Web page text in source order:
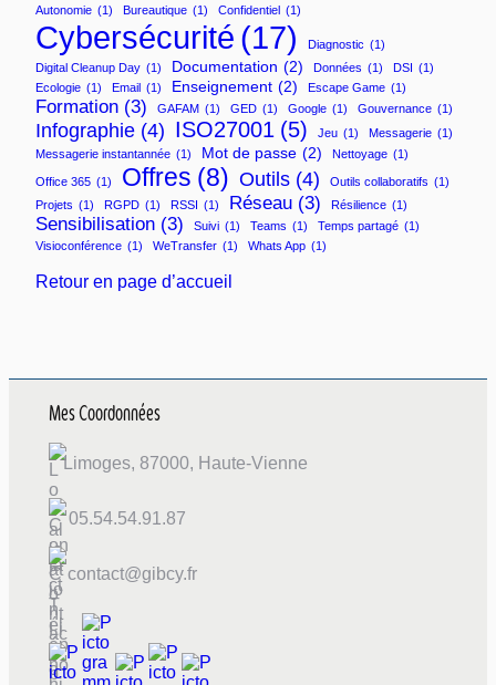
Autonomie (1) Bureautique (1) Confidentiel (1)
Cybersécurité (17) Diagnostic (1)
Digital Cleanup Day (1) Documentation (2) Données (1) DSI
(1)
Ecologie (1) Email (1) Enseignement (2) Escape Game (1)
Formation (3) GAFAM (1) GED (1) Google (1) Gouvernance (1)
Infographie (4) ISO27001 (5) Jeu (1) Messagerie (1)
Messagerie instantannée (1) Mot de passe (2) Nettoyage (1)
Office 365 (1) Offres (8) Outils (4) Outils collaboratifs (1)
Projets (1) RGPD (1) RSSI (1) Réseau (3) Résilience (1)
Sensibilisation (3) Suivi (1) Teams (1) Temps partagé (1)
Visioconférence (1) WeTransfer (1) Whats App (1)
Retour en page d’accueil
Mes Coordonnées
Limoges, 87000, Haute-Vienne
05.54.54.91.87
contact@gibcy.fr